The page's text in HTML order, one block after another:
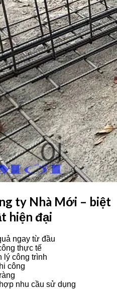
ty Nhà Mới – biệt
hiện đại
ngay từ đầu
thực tế
lý công trình
công
nhu cầu sử dụng